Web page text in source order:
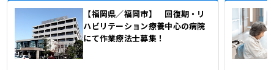
【福岡県／福岡市】 回復期・リ
ハビリテーション療養中心の病院
にて作業療法士募集！